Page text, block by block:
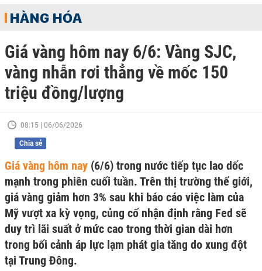
HÀNG HÓA
Giá vàng hôm nay 6/6: Vàng SJC,
vàng nhẫn rơi thẳng về mốc 150
triệu đồng/lượng
08:15 | 06/06/2026
Chia sẻ
Giá vàng hôm nay (6/6) trong nước tiếp tục lao dốc
mạnh trong phiên cuối tuần. Trên thị trường thế giới,
giá vàng giảm hơn 3% sau khi báo cáo việc làm của
Mỹ vượt xa kỳ vọng, củng cố nhận định rằng Fed sẽ
duy trì lãi suất ở mức cao trong thời gian dài hơn
trong bối cảnh áp lực lạm phát gia tăng do xung đột
tại Trung Đông.